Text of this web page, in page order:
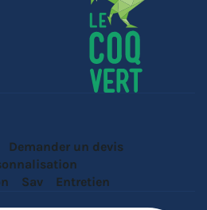
Demander un devis
Sav Entretien